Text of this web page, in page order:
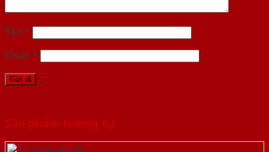
Tên *
Email *
Sản phẩm tương tự